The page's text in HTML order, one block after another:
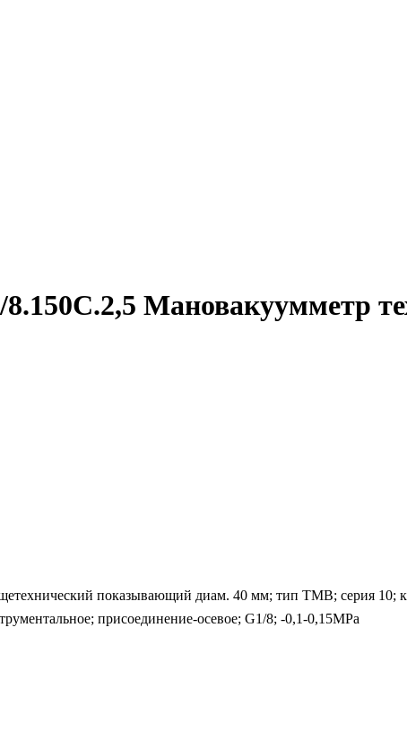
Мановакуумметр
показывающий диам. 40 мм; тип ТМВ; серия 10;
присоединение-осевое; G1/8; -0,1-0,15MPa